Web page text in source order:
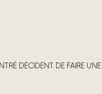
DÉCIDENT DE